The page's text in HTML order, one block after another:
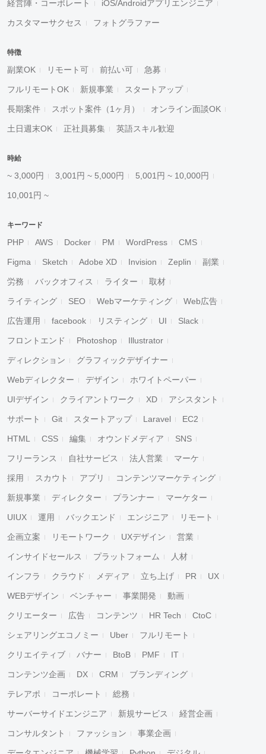
経営陣・コーポレート iOS/Androidアプリエンジニア
カスタマーサクセス フォトグラファー
特徴
副業OK リモート可 前払い可 急募
フルリモートOK 新規事業 スタートアップ
長期案件 スポット案件（1ヶ月） オンライン面談OK
土日週末OK 正社員募集 英語スキル歓迎
時給
~ 3,000円 3,001円 ~ 5,000円 5,001円 ~ 10,000円
10,001円 ~
キーワード
PHP AWS Docker PM WordPress CMS
Figma Sketch Adobe XD Invision Zeplin 副業
労務 バックオフィス ライター 取材
ライティング SEO Webマーケティング Web広告
広告運用 facebook リスティング UI Slack
フロントエンド Photoshop Illustrator
ディレクション グラフィックデザイナー
Webディレクター デザイン ホワイトペーパー
UIデザイン クライアントワーク XD アシスタント
サポート Git スタートアップ Laravel EC2
HTML CSS 編集 オウンドメディア SNS
フリーランス 自社サービス 法人営業 マーケ
採用 スカウト アプリ コンテンツマーケティング
新規事業 ディレクター プランナー マーケター
UIUX 運用 バックエンド エンジニア リモート
企画立案 リモートワーク UXデザイン 営業
インサイドセールス プラットフォーム 人材
インフラ クラウド メディア 立ち上げ PR UX
WEBデザイン ベンチャー 事業開発 動画
クリエーター 広告 コンテンツ HR Tech CtoC
シェアリングエコノミー Uber フルリモート
クリエイティブ バナー BtoB PMF IT
コンテンツ企画 DX CRM ブランディング
テレアポ コーポレート 総務
サーバーサイドエンジニア 新規サービス 経営企画
コンサルタント ファッション 事業企画